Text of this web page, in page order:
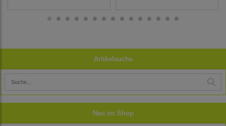
Artikelsuche
Neu im Shop